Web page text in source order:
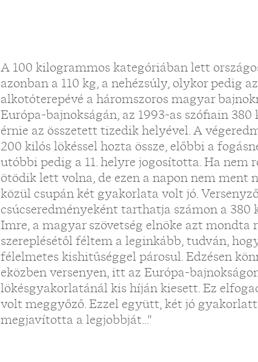
A 100 kilogrammos kategóriában lett
azonban a 110 kg, a nehézsúly, olykor pedig
alkotóterepévé a háromszoros magyar
Európa-bajnokságán, az 1993-as szófiain
érnie az összetett tizedik helyével. A
200 kilós lökéssel hozta össze, előbbi a
utóbbi pedig a 11. helyre jogosította. Ha nem
ötödik lett volna, de ezen a napon nem ment
közül csupán két gyakorlata volt jó.
csúcseredményeként tarthatja számon a 380
Imre, a magyar szövetség elnöke azt mondta
szereplésétől féltem a leginkább, tudván,
félelmetes kishitűséggel párosul. Edzésen
eközben versenyen, itt az Európa-
lökésgyakorlatánál kis híján kiesett. Ez
volt meggyőző. Ezzel együtt, két jó
megjavította a legjobbját..."